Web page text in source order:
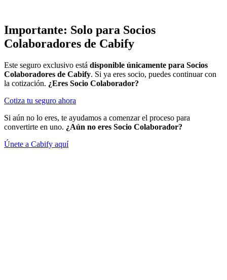
Importante: Solo para Socios
Colaboradores de Cabify
Este seguro exclusivo está disponible únicamente para Socios
Colaboradores de Cabify. Si ya eres socio, puedes continuar con
la cotización. ¿Eres Socio Colaborador?
Cotiza tu seguro ahora
Si aún no lo eres, te ayudamos a comenzar el proceso para
convertirte en uno. ¿Aún no eres Socio Colaborador?
Únete a Cabify aquí